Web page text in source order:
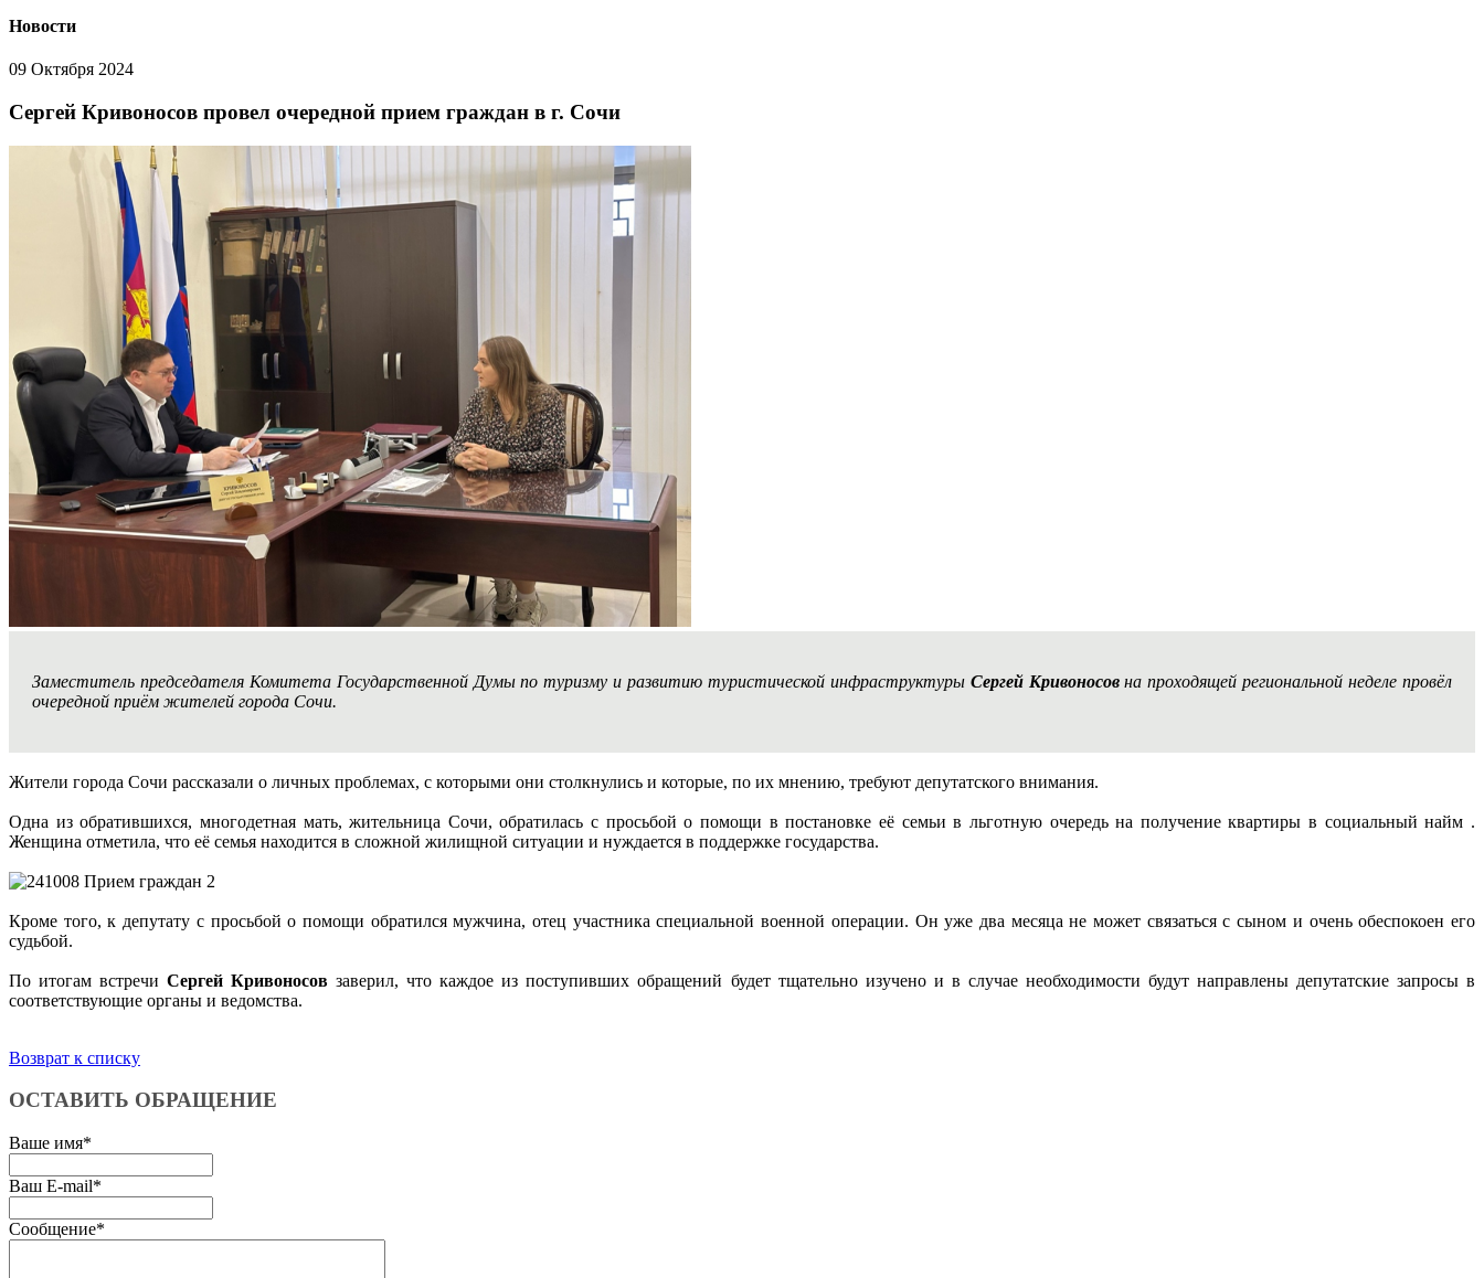
Новости
09 Октября 2024
Сергей Кривоносов провел очередной прием граждан в г. Сочи
Заместитель председателя Комитета Государственной Думы по туризму и развитию туристической инфраструктуры Сергей Кривоносовна проходящей региональной неделе провёл
очередной приём жителей города Сочи.
Жители города Сочи рассказали о личных проблемах, с которыми они столкнулись и которые, по их мнению, требуют депутатского внимания.
Одна из обратившихся, многодетная мать, жительница Сочи, обратилась с просьбой о помощи в постановке её семьи в льготную очередь на получение квартиры в социальный найм .
Женщина отметила, что её семья находится в сложной жилищной ситуации и нуждается в поддержке государства.
Кроме того, к депутату с просьбой о помощи обратился мужчина, отец участника специальной военной операции. Он уже два месяца не может связаться с сыном и очень обеспокоен его
судьбой.
По итогам встречиСергей Кривоносов заверил, что каждое из поступивших обращений будет тщательно изучено и в случае необходимости будут направлены депутатские запросы в
соответствующие органы и ведомства.
Возврат к списку
ОСТАВИТЬ ОБРАЩЕНИЕ
Ваше имя*
Ваш E-mail*
Сообщение*